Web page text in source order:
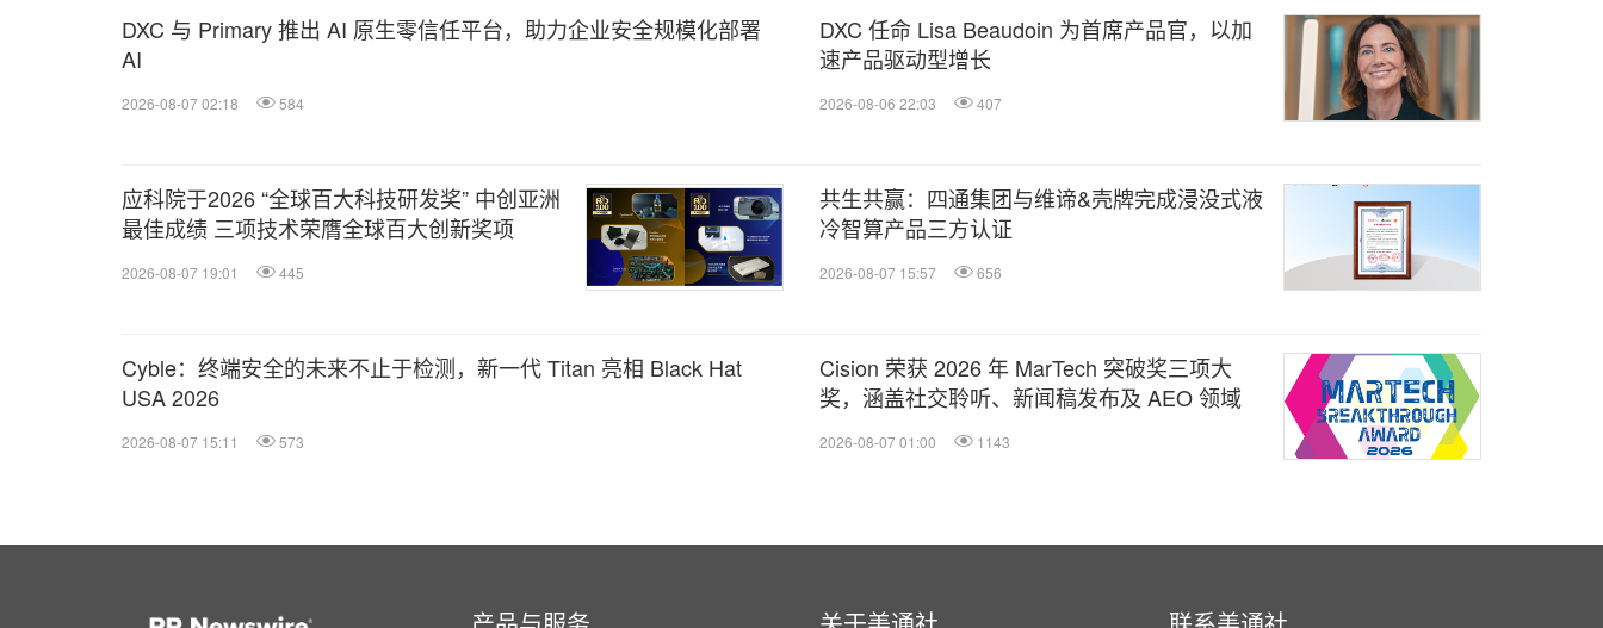
DXC 与 Primary 推出 AI 原生零信任平台，助力企业安全规模化部署
AI
2026-08-07 02:18 584
DXC 任命 Lisa Beaudoin 为首席产品官，以加
速产品驱动型增长
2026-08-06 22:03 407
应科院于2026 “全球百大科技研发奖” 中创亚洲
最佳成绩 三项技术荣膺全球百大创新奖项
2026-08-07 19:01 445
共生共赢：四通集团与维谛&壳牌完成浸没式液
冷智算产品三方认证
2026-08-07 15:57 656
Cyble：终端安全的未来不止于检测，新一代 Titan 亮相 Black Hat
USA 2026
2026-08-07 15:11 573
Cision 荣获 2026 年 MarTech 突破奖三项大
奖，涵盖社交聆听、新闻稿发布及 AEO 领域
2026-08-07 01:00 1143